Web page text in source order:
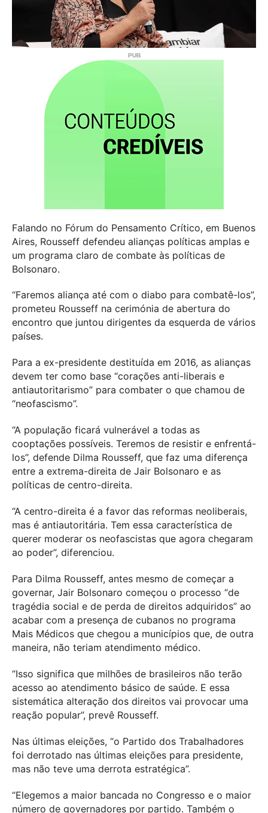
Falando no Fórum do Pensamento Crítico, em Buenos
Aires, Rousseff defendeu alianças políticas amplas e
um programa claro de combate às políticas de
Bolsonaro.
“Faremos aliança até com o diabo para combatê-los”,
prometeu Rousseff na cerimónia de abertura do
encontro que juntou dirigentes da esquerda de vários
países.
Para a ex-presidente destituída em 2016, as alianças
devem ter como base “corações anti-liberais e
antiautoritarismo” para combater o que chamou de
“neofascismo”.
“A população ficará vulnerável a todas as
cooptações possíveis. Teremos de resistir e enfrentá-
los”, defende Dilma Rousseff, que faz uma diferença
entre a extrema-direita de Jair Bolsonaro e as
políticas de centro-direita.
“A centro-direita é a favor das reformas neoliberais,
mas é antiautoritária. Tem essa característica de
querer moderar os neofascistas que agora chegaram
ao poder”, diferenciou.
Para Dilma Rousseff, antes mesmo de começar a
governar, Jair Bolsonaro começou o processo “de
tragédia social e de perda de direitos adquiridos” ao
acabar com a presença de cubanos no programa
Mais Médicos que chegou a municípios que, de outra
maneira, não teriam atendimento médico.
“Isso significa que milhões de brasileiros não terão
acesso ao atendimento básico de saúde. E essa
sistemática alteração dos direitos vai provocar uma
reação popular”, prevê Rousseff.
Nas últimas eleições, “o Partido dos Trabalhadores
foi derrotado nas últimas eleições para presidente,
mas não teve uma derrota estratégica”.
“Elegemos a maior bancada no Congresso e o maior
número de governadores por partido. Também o